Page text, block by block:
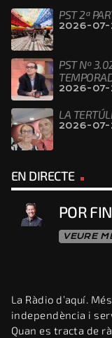
PST 2ª
2026-07-
PST Nº
2026-07-
LA
2026-07-
EN DIRECTE
POR FIN
VEURE
La Ràdio d’aquí.
independència i
Quan es tracta de